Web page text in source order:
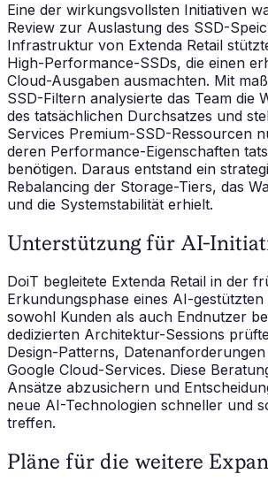
Eine der wirkungsvollsten Initiativen
Review zur Auslastung des SSD-
Infrastruktur von Extenda Retail
High-Performance-SSDs, die einen
Cloud-Ausgaben ausmachten. Mit
SSD-Filtern analysierte das Team die
des tatsächlichen Durchsatzes und
Services Premium-SSD-Ressourcen
deren Performance-Eigenschaften
benötigen. Daraus entstand ein
Rebalancing der Storage-Tiers, das
und die Systemstabilität erhielt.
Unterstützung für AI-
DoiT begleitete Extenda Retail in der
Erkundungsphase eines AI-
sowohl Kunden als auch Endnutzer
dedizierten Architektur-Sessions
Design-Patterns,
Google Cloud-Services. Diese
Ansätze abzusichern und
neue AI-Technologien schneller und
treffen.
Pläne für die weitere